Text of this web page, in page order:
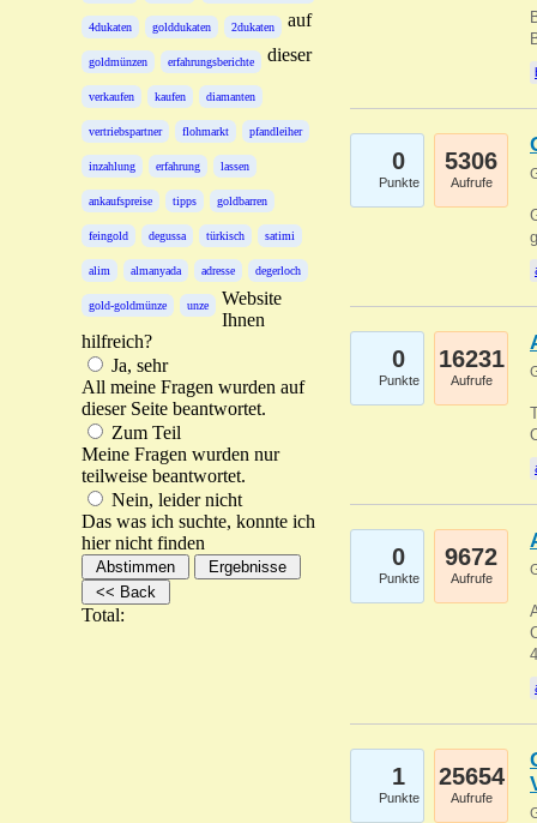
4dukaten golddukaten 2dukaten
goldmünzen erfahrungsberichte
verkaufen kaufen diamanten
vertriebspartner flohmarkt pfandleiher
inzahlung erfahrung lassen
ankaufspreise tipps goldbarren
feingold degussa türkisch satimi
alim almanyada adresse degerloch
gold-goldmünze unze
auf
dieser
Website
Ihnen
hilfreich?
Ja, sehr
All meine Fragen wurden auf
dieser Seite beantwortet.
Zum Teil
Meine Fragen wurden nur
teilweise beantwortet.
Nein, leider nicht
Das was ich suchte, konnte ich
hier nicht finden
Total:
0
Punkte
5306
Aufrufe
0
Punkte
16231
Aufrufe
0
Punkte
9672
Aufrufe
1
Punkte
25654
Aufrufe